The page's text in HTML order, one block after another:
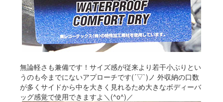
無論軽さも兼備です！サイズ感が従来より若干小ぶりとい
うのも今までにないアプローチです(´▽`)ノ 外収納の口数
が多くサイドから中を大きく見れるため大きなボディーバ
ッグ感覚で使用できますよ＼(^o^)／